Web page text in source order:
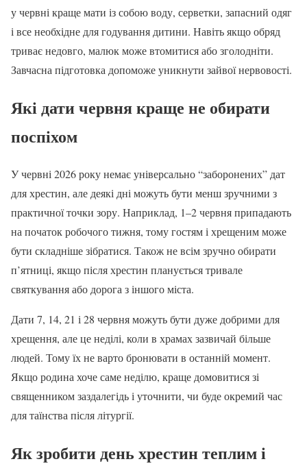
у червні краще мати із собою воду, серветки, запасний одяг
і все необхідне для годування дитини. Навіть якщо обряд
триває недовго, малюк може втомитися або зголодніти.
Завчасна підготовка допоможе уникнути зайвої нервовості.
Які дати червня краще не обирати
поспіхом
У червні 2026 року немає універсально “заборонених” дат
для хрестин, але деякі дні можуть бути менш зручними з
практичної точки зору. Наприклад, 1–2 червня припадають
на початок робочого тижня, тому гостям і хрещеним може
бути складніше зібратися. Також не всім зручно обирати
п’ятниці, якщо після хрестин планується тривале
святкування або дорога з іншого міста.
Дати 7, 14, 21 і 28 червня можуть бути дуже добрими для
хрещення, але це неділі, коли в храмах зазвичай більше
людей. Тому їх не варто бронювати в останній момент.
Якщо родина хоче саме неділю, краще домовитися зі
священником заздалегідь і уточнити, чи буде окремий час
для таїнства після літургії.
Як зробити день хрестин теплим і